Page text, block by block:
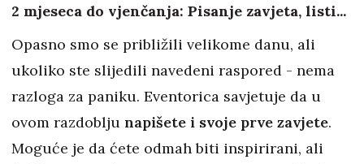
2 mjeseca do vjenčanja: Pisanje zavjeta, listi...
Opasno smo se približili velikome danu, ali
ukoliko ste slijedili navedeni raspored - nema
razloga za paniku. Eventorica savjetuje da u
ovom razdoblju napišete i svoje prve zavjete.
Moguće je da ćete odmah biti inspirirani, ali